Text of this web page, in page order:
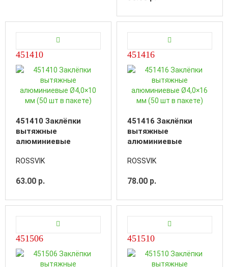
451410
451410 Заклёпки
вытяжные
алюминиевые
пакете)
ROSSVIK
63.00 р.
451416
451416 Заклёпки
вытяжные
алюминиевые
пакете)
ROSSVIK
78.00 р.
451506 451510